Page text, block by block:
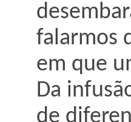
falarmos
em que
Da
de